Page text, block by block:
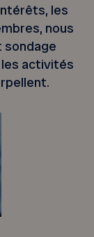
les
nous
sondage
activités